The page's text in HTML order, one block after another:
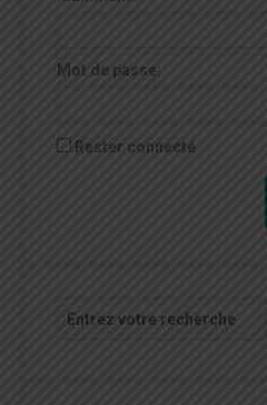
Mot de passe:
Rester connecté
pour